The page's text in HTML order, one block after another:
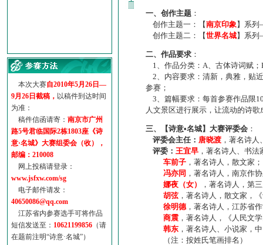
·【诗意·名城】地铁展示作...
诗意名城·地铁时间
地铁完美呈现【诗意·名城...
参赛作品多达5000多首
“诗意·名城”晒诗会
特别通知--致广大诗词爱好...
本次大赛自2010年5月26日—
9月26日截稿， 以稿件到达时间
为准：
稿件信函请寄： 南京市广州
路5号君临国际2栋1803座《诗
意·名城》大赛组委会（收），
邮编：210008
网上投稿请登录：
www.jsfxw.com/sg
电子邮件请发：
40650086@qq.com
江苏省内参赛选手可将作品
短信发送至： 10621199856 （请
在题前注明“诗意·名城”）
一、创作主题 ：
创作主题一：【南京印象】系
创作主题二：【世界名城】系
二、作品要求 ：
1、作品分类：A、古体诗词赋；
2、内容要求：清新，典雅，贴
参赛；
3、篇幅要求：每首参赛作品限
人文景区进行展示，让流动的诗
三、【诗意•名城】大赛评委会 ：
评委会主任： 唐晓渡 ，著名诗
评委： 王宜早 ，著名诗人、书
车前子 ，著名诗人，散文家；
冯亦同 ，著名诗人，南京作
娜夜（女）
，著名诗人，第
胡弦，著名诗人，散文家，
徐明德，著名诗人，江苏省
商震 ，著名诗人，《人民文
韩东 ，著名诗人、小说家，
（注：按姓氏笔画排名）